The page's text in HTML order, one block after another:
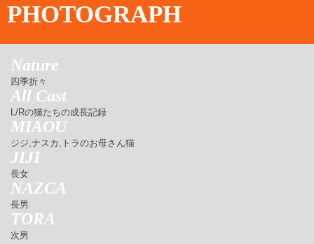
PHOTOGRAPH
Nature
四季折々
All Cast
L/Rの猫たちの成長記録
MIAOU
ジジ,ナスカ,トラのお母さん猫
JIJI
長女
NAZCA
長男
TORA
次男